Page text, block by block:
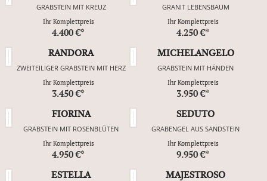
GRABSTEIN MIT KREUZ
Ihr Komplettpreis
4.400 €*
GRANIT LEBENSBAUM
Ihr Komplettpreis
4.250 €*
RANDORA
ZWEITEILIGER GRABSTEIN MIT HERZ
Ihr Komplettpreis
3.450 €*
MICHELANGELO
GRABSTEIN MIT HÄNDEN
Ihr Komplettpreis
3.950 €*
FIORINA
GRABSTEIN MIT ROSENBLÜTEN
Ihr Komplettpreis
4.950 €*
SEDUTO
GRABENGEL AUS SANDSTEIN
Ihr Komplettpreis
9.950 €*
ESTELLA
MAJESTROSO